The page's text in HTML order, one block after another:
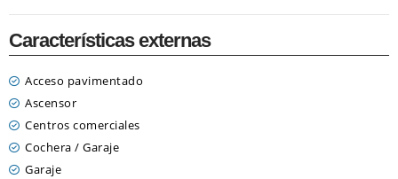
Características externas
Acceso pavimentado
Ascensor
Centros comerciales
Cochera / Garaje
Garaje